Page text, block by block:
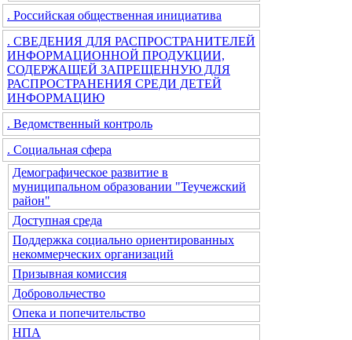
. Российская общественная инициатива
. СВЕДЕНИЯ ДЛЯ РАСПРОСТРАНИТЕЛЕЙ
ИНФОРМАЦИОННОЙ ПРОДУКЦИИ,
СОДЕРЖАЩЕЙ ЗАПРЕЩЕННУЮ ДЛЯ
РАСПРОСТРАНЕНИЯ СРЕДИ ДЕТЕЙ
ИНФОРМАЦИЮ
. Ведомственный контроль
. Социальная сфера
Демографическое развитие в
муниципальном образовании "Теучежский
район"
Доступная среда
Поддержка социально ориентированных
некоммерческих организаций
Призывная комиссия
Добровольчество
Опека и попечительство
НПА